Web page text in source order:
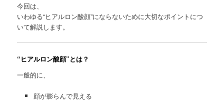
今回は、
いわゆる“ヒアルロン酸顔”にならないために大切なポイントにつ
いて解説します。
“ヒアルロン酸顔”とは？
一般的に、
顔が膨らんで見える